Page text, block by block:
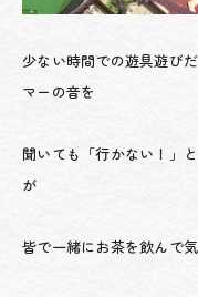
少ない時間での遊具遊び
マーの音を
聞いても「行かない！」
が
皆で一緒にお茶を飲んで